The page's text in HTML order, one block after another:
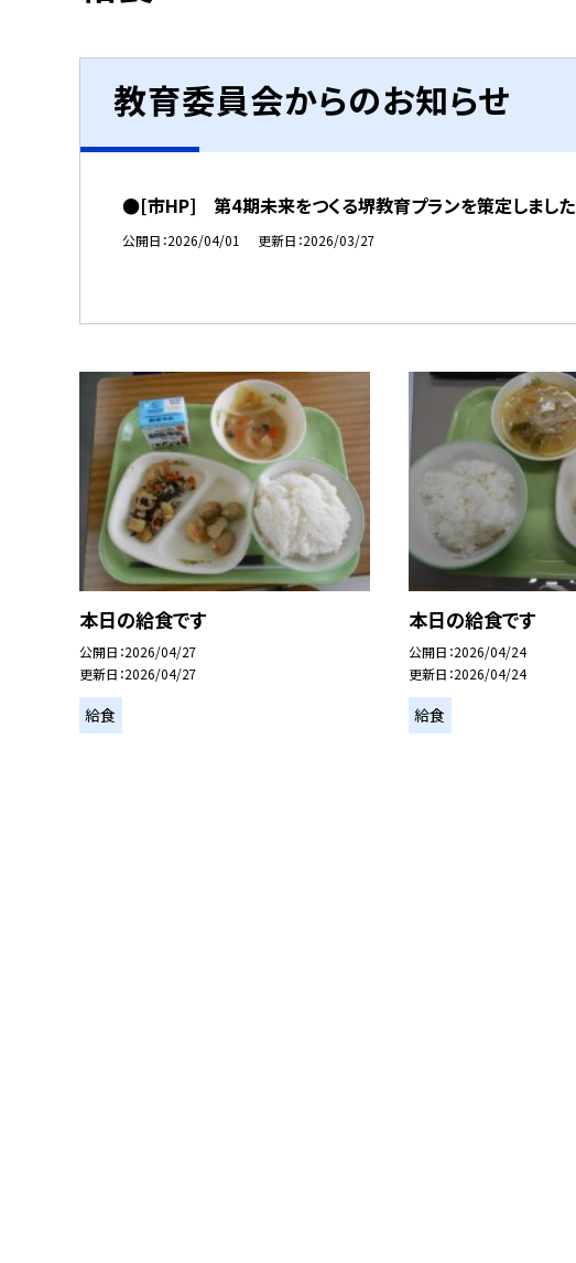
教育委員会からのお知らせ
●[市HP] 第4期未来をつくる堺教育プランを策定しました
公開日 2026/04/01 更新日 2026/03/27
本日の給食です
公開日 2026/04/27
更新日 2026/04/27
給食
本日の給食です
公開日 2026/04/24
更新日 2026/04/24
給食